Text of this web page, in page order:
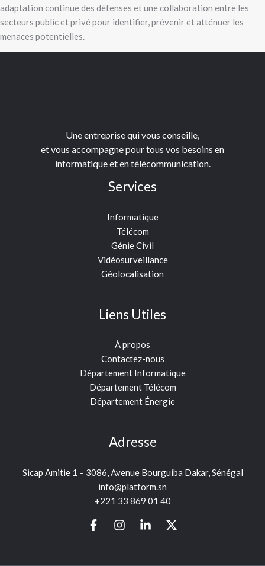
adaptation continue des défenses et une collaboration entre les
secteurs public et privé pour identifier, prévenir et atténuer les
menaces potentielles.
Une entreprise qui vous conseille,
et vous accompagne pour tous vos besoins en
informatique et en télécommunication.
Services
Informatique
Télécom
Génie Civil
Vidéosurveillance
Géolocalisation
Liens Utiles
À propos
Contactez-nous
Département Informatique
Département Télécom
Département Énergie
Adresse
Sicap Amitie 1 – 3086, Avenue Bourguiba Dakar, Sénégal
info@platform.sn
+221 33 869 01 40